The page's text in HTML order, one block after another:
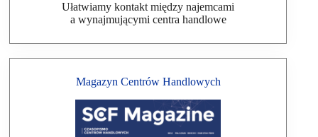
Ułatwiamy kontakt między najemcami
a wynajmującymi centra handlowe
Magazyn Centrów Handlowych